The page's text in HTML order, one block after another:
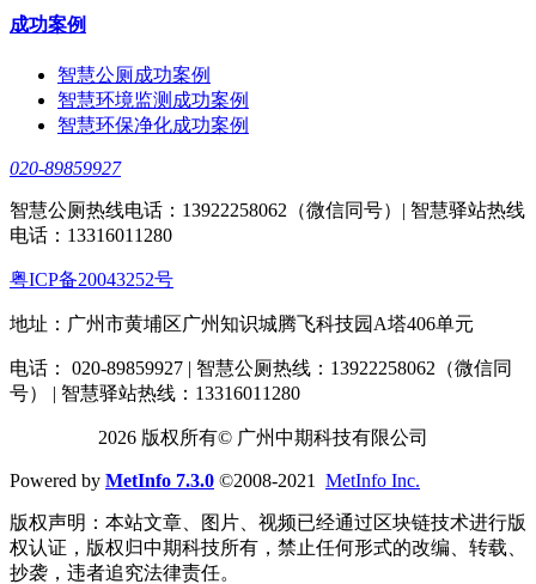
成功案例
智慧公厕成功案例
智慧环境监测成功案例
智慧环保净化成功案例
020-89859927
智慧公厕热线电话：13922258062（微信同号）| 智慧驿站热线
电话：13316011280
粤ICP备20043252号
地址：广州市黄埔区广州知识城腾飞科技园A塔406单元
电话： 020-89859927 | 智慧公厕热线：13922258062（微信同
号） | 智慧驿站热线：13316011280
2026 版权所有© 广州中期科技有限公司
Powered by MetInfo 7.3.0 ©2008-2021 MetInfo Inc.
版权声明：本站文章、图片、视频已经通过区块链技术进行版
权认证，版权归中期科技所有，禁止任何形式的改编、转载、
抄袭，违者追究法律责任。